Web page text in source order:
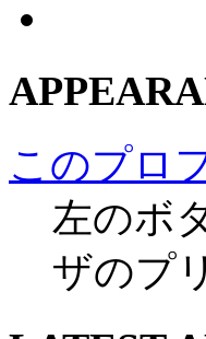
このプロ
左のボ
ザのプ